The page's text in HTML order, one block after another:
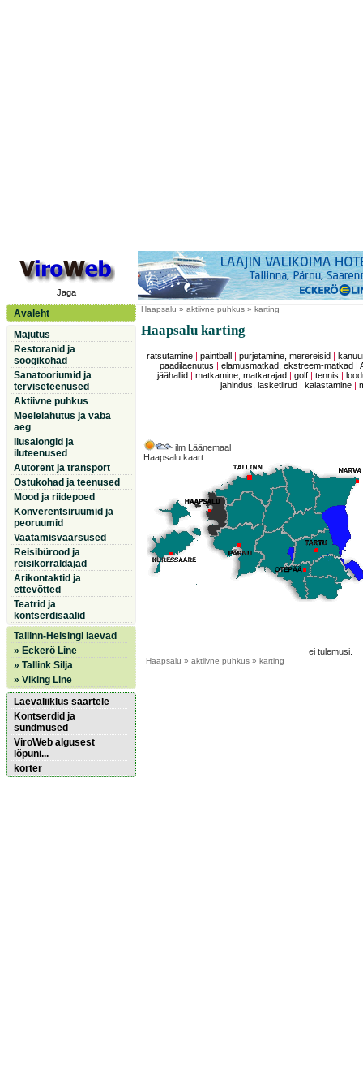
Jaga
Avaleht
Majutus
Restoranid ja
söögikohad
Sanatooriumid ja
terviseteenused
Aktiivne puhkus
Meelelahutus ja vaba
aeg
Ilusalongid ja
iluteenused
Autorent ja transport
Ostukohad ja teenused
Mood ja riidepoed
Konverentsiruumid ja
peoruumid
Vaatamisväärsused
Reisibürood ja
reisikorraldajad
Ärikontaktid ja
ettevõtted
Teatrid ja
kontserdisaalid
Tallinn-Helsingi laevad
» Eckerö Line
» Tallink Silja
» Viking Line
Laevaliiklus saartele
Kontserdid ja
sündmused
ViroWeb algusest
lõpuni...
korter
Haapsalu » aktiivne puhkus » karting
Haapsalu karting
ratsutamine| paintball purjetamine, merereisid
paadilaenutus
|elamusmatkad, ekstreem-matkad |
jäähallid
matkamine, matkarajad golf| tennis
jahindus, lasketiirud
kalastamine |
ilm Läänemaal
Haapsalu kaart
ei tulemusi.
Haapsalu » aktiivne puhkus » karting